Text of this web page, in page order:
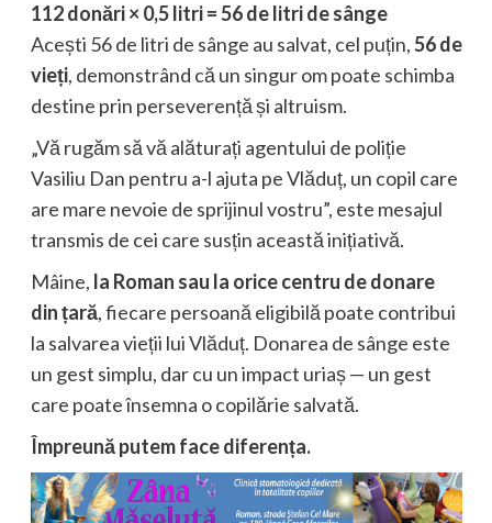
112 donări × 0,5 litri = 56 de litri de sânge
Acești 56 de litri de sânge au salvat, cel puțin,56 de
vieți, demonstrând că un singur om poate schimba
destine prin perseverență și altruism.
„Vă rugăm să vă alăturați agentului de poliție
Vasiliu Dan pentru a-l ajuta pe Vlăduț, un copil care
are mare nevoie de sprijinul vostru”, este mesajul
transmis de cei care susțin această inițiativă.
Mâine, la Roman sau la orice centru de donare
din țară, fiecare persoană eligibilă poate contribui
la salvarea vieții lui Vlăduț. Donarea de sânge este
un gest simplu, dar cu un impact uriaș — un gest
care poate însemna o copilărie salvată.
Împreună putem face diferența.